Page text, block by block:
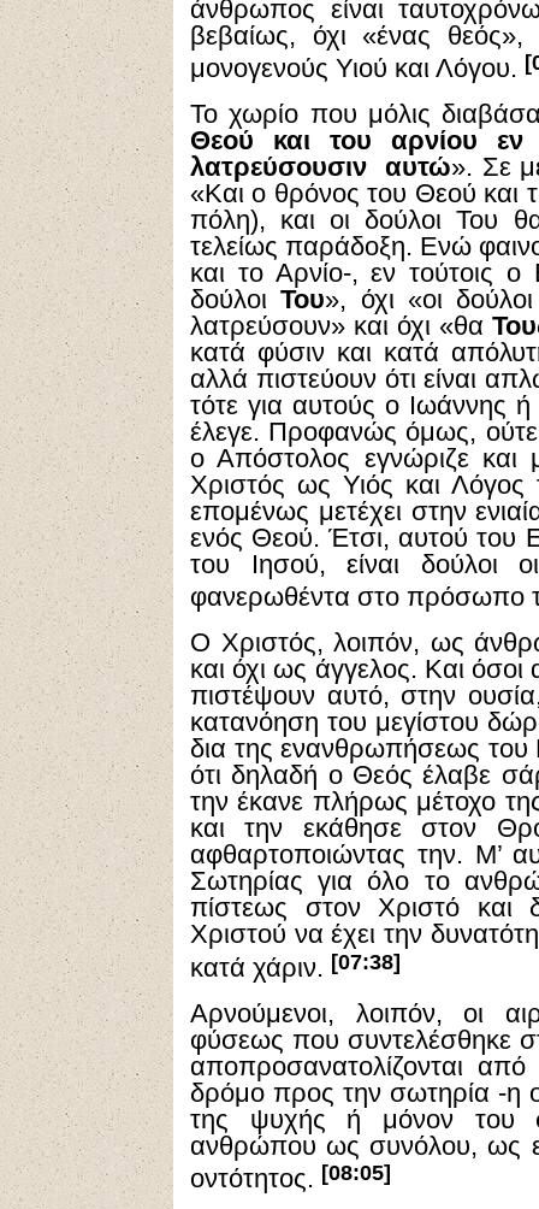
άνθρωπος είναι
βεβαίως, όχι «ένας
μονογενούς Υιού και Λόγου.
Το χωρίο που μόλις
Θεού και του αρνίου εν
λατρεύσουσιν αυτώ». Σε
«Και ο θρόνος του Θεού και
πόλη), και οι δούλοι Του
τελείως παράδοξη. Ενώ
και το Αρνίο-, εν τούτοις ο
δούλοιΤου», όχι «οι
λατρεύσουν» και όχι «θα
κατά φύσιν και κατά
αλλά πιστεύουν ότι είναι
τότε για αυτούς ο Ιωάννης
έλεγε. Προφανώς όμως, ούτε
ο Απόστολος εγνώριζε και
Χριστός ως Υιός και Λόγος
επομένως μετέχει στην
ενός Θεού. Έτσι, αυτού
του Ιησού, είναι δούλοι
φανερωθέντα στο πρόσωπο
Ο Χριστός, λοιπόν, ως
και όχι ως άγγελος. Και
πιστέψουν αυτό, στην
κατανόηση του μεγίστου
δια της ενανθρωπήσεως του
ότι δηλαδή ο Θεός έλαβε
την έκανε πλήρως μέτοχο
και την εκάθησε στον
αφθαρτοποιώντας την. Μ’
Σωτηρίας για όλο το
πίστεως στον Χριστό
Χριστού να έχει την
κατά χάριν. [07:38]
Αρνούμενοι, λοιπόν, οι
φύσεως που συντελέσθηκε
αποπροσανατολίζονται
δρόμο προς την σωτηρία -η
της ψυχής ή μόνον του
ανθρώπου ως συνόλου, ως
οντότητος. [08:05]